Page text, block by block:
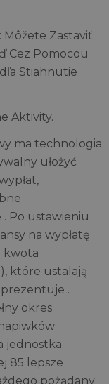
Môžete Zastaviť
Cez Pomocou
Stiahnutie
Aktivity.
ma technologia
ułożyć
. Po ustawieniu
na wypłatę
kwota
które ustalają
.
okres
jednostka
85 lepsze
pożądany